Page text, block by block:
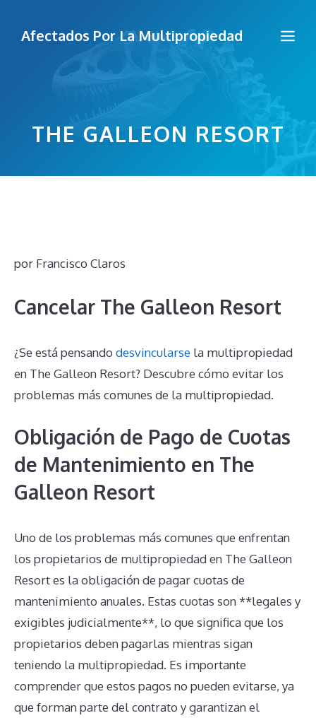
Afectados Por La Multipropiedad
THE GALLEON RESORT
por Francisco Claros
Cancelar The Galleon Resort
¿Se está pensando desvincularse la multipropiedad
en The Galleon Resort? Descubre cómo evitar los
problemas más comunes de la multipropiedad.
Obligación de Pago de Cuotas
de Mantenimiento en The
Galleon Resort
Uno de los problemas más comunes que enfrentan
los propietarios de multipropiedad en The Galleon
Resort es la obligación de pagar cuotas de
mantenimiento anuales. Estas cuotas son **legales y
exigibles judicialmente**, lo que significa que los
propietarios deben pagarlas mientras sigan
teniendo la multipropiedad. Es importante
comprender que estos pagos no pueden evitarse, ya
que forman parte del contrato y garantizan el